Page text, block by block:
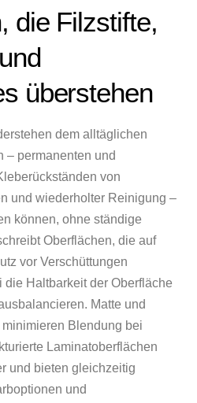
die Filzstifte,
überstehen
dem alltäglichen
– permanenten und
von
und wiederholter Reinigung –
können, ohne ständige
Oberflächen, die auf
vor Verschüttungen
Haltbarkeit der Oberfläche
Matte und
Blendung bei
Laminatoberflächen
und bieten gleichzeitig
und